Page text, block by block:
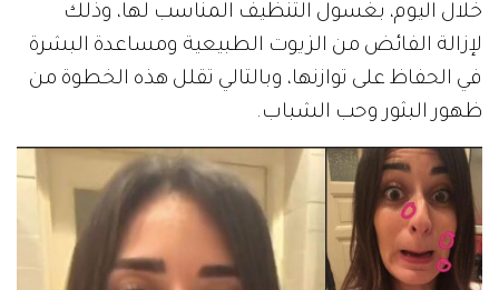
خلال اليوم، بغسول التنظيف المناسب لها، وذلك
لإزالة الفائض من الزيوت الطبيعية ومساعدة البشرة
في الحفاظ على توازنها، وبالتالي تقلل هذه الخطوة من
ظهور البثور وحب الشباب.